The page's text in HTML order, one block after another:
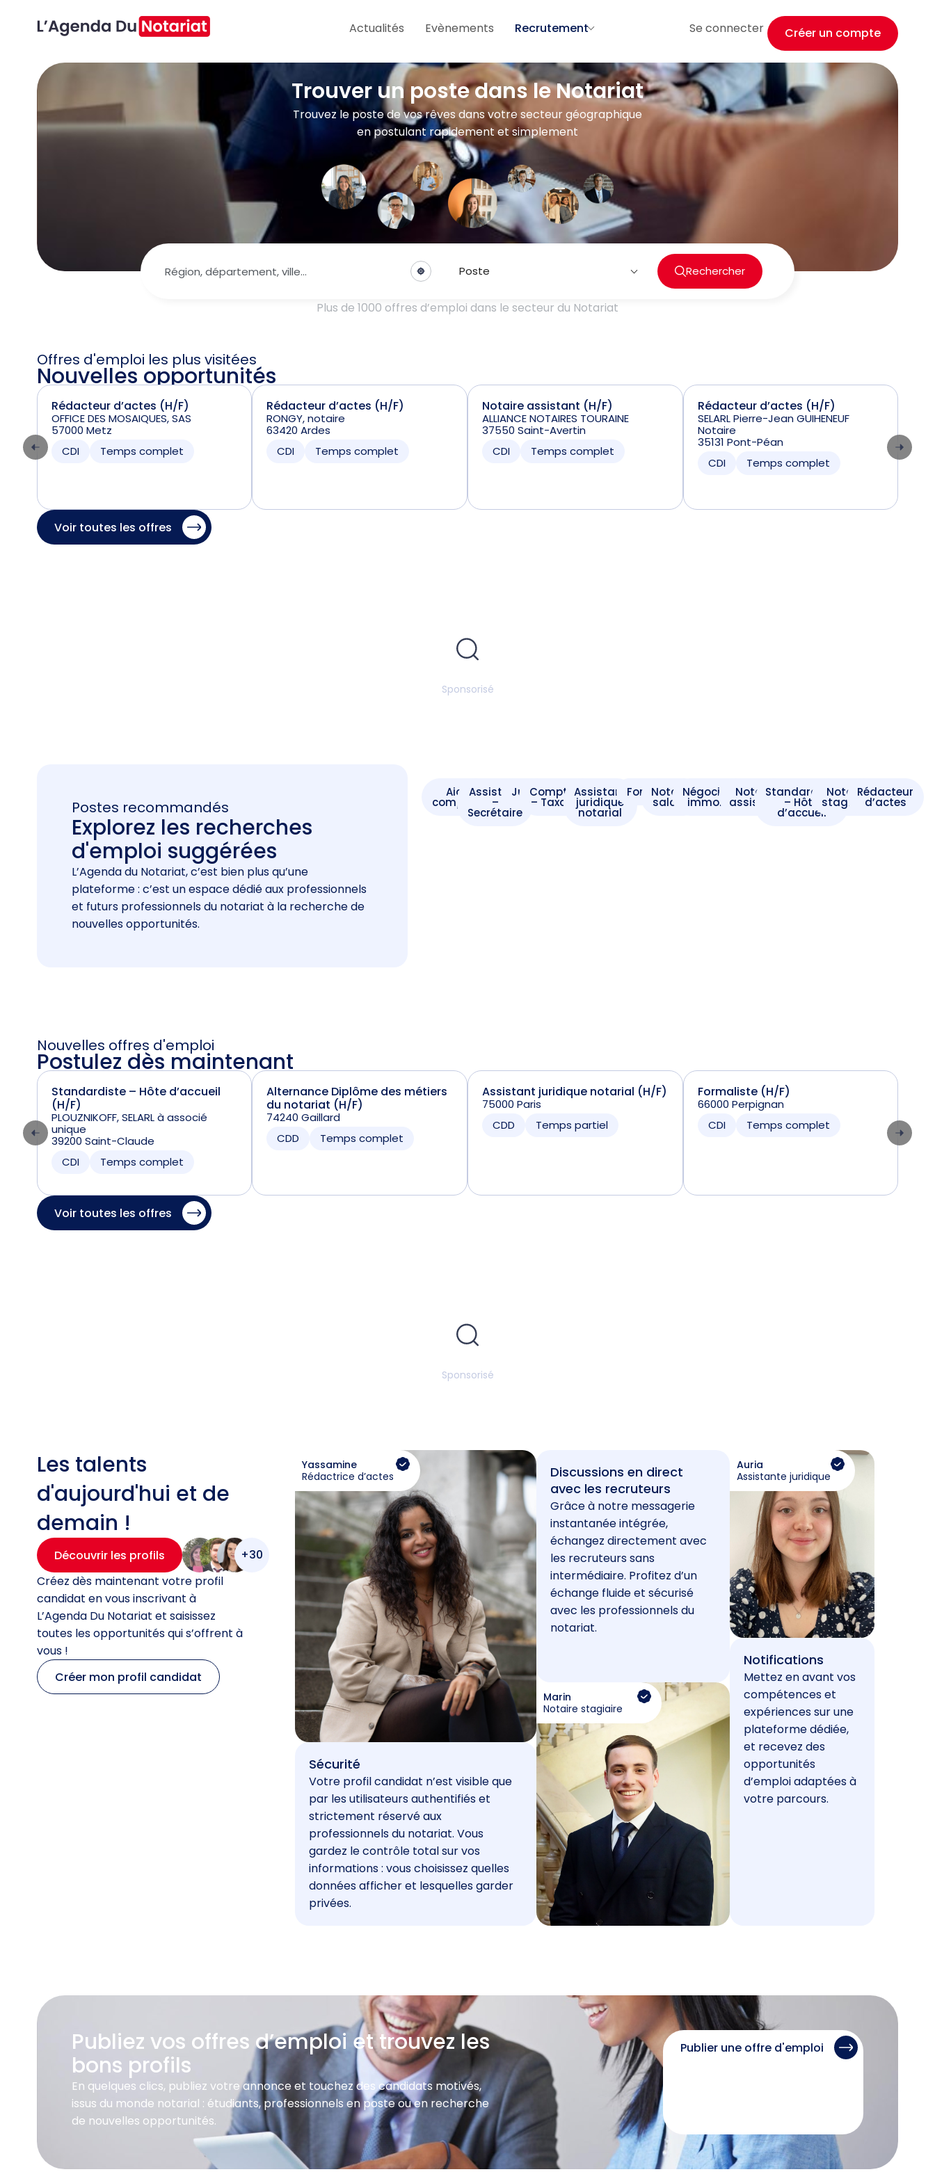
Actualités Evènements Recrutement Se connecter Créer un compte
Trouver un poste dans le Notariat
Trouvez le poste de vos rêves dans votre secteur géographique
en postulant rapidement et simplement
Poste Rechercher
Plus de 1000 offres d’emploi dans le secteur du Notariat
Offres d'emploi les plus visitées
Nouvelles opportunités
Rédacteur d’actes (H/F)
OFFICE DES MOSAIQUES, SAS
57000 Metz
CDI
Temps complet
Rédacteur d’actes (H/F)
RONGY, notaire
63420 Ardes
CDI
Temps complet
Notaire assistant (H/F)
ALLIANCE NOTAIRES TOURAINE
37550 Saint-Avertin
CDI
Temps complet
Rédacteur d’actes (H/F)
SELARL Pierre-Jean GUIHENEUF
Notaire
35131 Pont-Péan
CDI
Temps complet
Voir toutes les offres
Sponsorisé
Postes recommandés
Explorez les recherches
d'emploi suggérées
L’Agenda du Notariat, c’est bien plus qu’une
plateforme : c’est un espace dédié aux professionnels
et futurs professionnels du notariat à la recherche de
nouvelles opportunités.
Aide -
comptable
Assistant
–
Secrétaire
JuristeComptable
– Taxateur
Assistant
juridique
notarial
Formaliste
Notaire
salarié
Négociateur
immobilier
Notaire
assistant
Standardiste
– Hôte
d’accueil
Notaire
stagiaire
Rédacteur
d’actes
Nouvelles offres d'emploi
Postulez dès maintenant
Standardiste – Hôte d’accueil
(H/F)
PLOUZNIKOFF, SELARL à associé
unique
39200 Saint-Claude
CDI
Temps complet
Alternance Diplôme des métiers
du notariat (H/F)
74240 Gaillard
CDD
Temps complet
Assistant juridique notarial (H/F)
75000 Paris
CDD
Temps partiel
Formaliste (H/F)
66000 Perpignan
CDI
Temps complet
Voir toutes les offres
Sponsorisé
Les talents
d'aujourd'hui et de
demain !
Découvrir les profils
+30
Créez dès maintenant votre profil
candidat en vous inscrivant à
L’Agenda Du Notariat et saisissez
toutes les opportunités qui s’offrent à
vous !
Créer mon profil candidat
Yassamine
Rédactrice d’actes
Sécurité
Votre profil candidat n’est visible que
par les utilisateurs authentifiés et
strictement réservé aux
professionnels du notariat. Vous
gardez le contrôle total sur vos
informations : vous choisissez quelles
données afficher et lesquelles garder
privées.
Discussions en direct
avec les recruteurs
Grâce à notre messagerie
instantanée intégrée,
échangez directement avec
les recruteurs sans
intermédiaire. Profitez d’un
échange fluide et sécurisé
avec les professionnels du
notariat.
Marin
Notaire stagiaire
Auria
Assistante juridique
Notifications
Mettez en avant vos
compétences et
expériences sur une
plateforme dédiée,
et recevez des
opportunités
d’emploi adaptées à
votre parcours.
Publiez vos offres d’emploi et trouvez les
bons profils
En quelques clics, publiez votre annonce et touchez des candidats motivés,
issus du monde notarial : étudiants, professionnels en poste ou en recherche
de nouvelles opportunités.
Publier une offre d'emploi